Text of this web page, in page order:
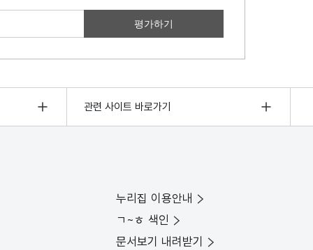
관련 사이트 바로가기
누리집 이용안내
ㄱ~ㅎ 색인
문서보기 내려받기